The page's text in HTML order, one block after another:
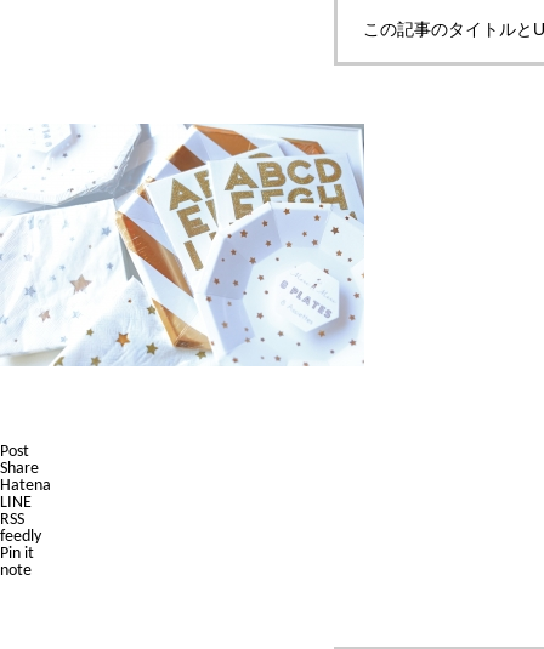
この記事のタイトルと
Post
Share
Hatena
LINE
RSS
feedly
Pin it
note